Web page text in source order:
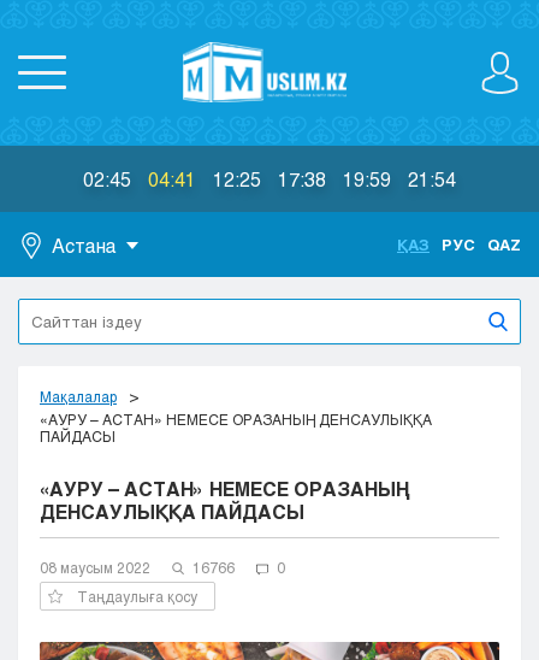
02:45 04:41 12:25 17:38 19:59 21:54
Астана
Астана
Алматы
Актобе
Атырау
Жезказган
Кокшетау
Костанай
Кызылорда
Павлодар
Семей
ҚАЗ РУС QAZ
Мақалалар
«АУРУ – АСТАН» НЕМЕСЕ ОРАЗАНЫҢ ДЕНСАУЛЫҚҚА
ПАЙДАСЫ
«АУРУ – АСТАН» НЕМЕСЕ ОРАЗАНЫҢ
ДЕНСАУЛЫҚҚА ПАЙДАСЫ
08 маусым 2022 16766
0
Таңдаулыға қосу